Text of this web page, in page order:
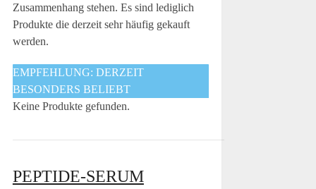
Zusammenhang stehen. Es sind lediglich
Produkte die derzeit sehr häufig gekauft
werden.
EMPFEHLUNG: DERZEIT
BESONDERS BELIEBT
Keine Produkte gefunden.
PEPTIDE-SERUM